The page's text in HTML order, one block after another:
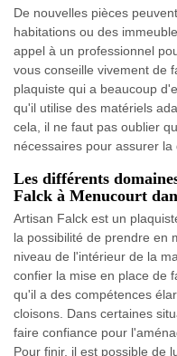
De nouvelles pièces
habitations ou des
appel à un professionnel
vous conseille vivement de
plaquiste qui a beaucoup
qu'il utilise des matériels
cela, il ne faut pas oublier
nécessaires pour assurer la
Les différents
Falck à Menucourt
Artisan Falck est un
la possibilité de prendre en
niveau de l'intérieur de la
confier la mise en place de
qu'il a des compétences
cloisons. Dans certaines
faire confiance pour
Pour finir, il est possible de